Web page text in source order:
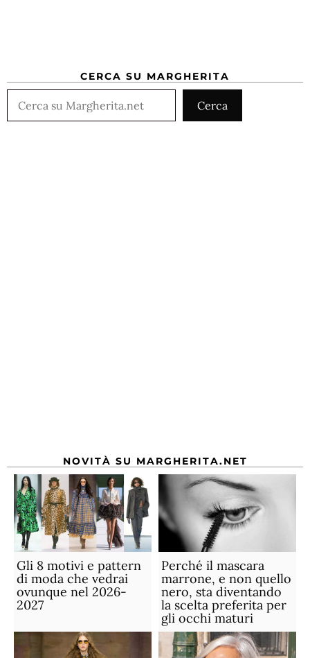
CERCA SU MARGHERITA
Cerca
NOVITÀ SU MARGHERITA.NET
Gli 8 motivi e pattern
di moda che vedrai
ovunque nel 2026-
2027
Perché il mascara
marrone, e non quello
nero, sta diventando
la scelta preferita per
gli occhi maturi